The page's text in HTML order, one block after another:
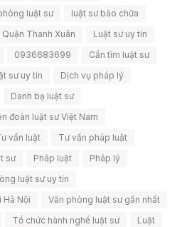
luật sư
luật sư bào chữa
Quận Thanh Xuân
Luật sư uy tín
0936683699
Cần tìm luật sư
sư uy tín
Dịch vụ pháp lý
Danh bạ luật sư
đoàn luật sư Việt Nam
vấn luật
Tư vấn pháp luật
sư Pháp luật
Pháp lý
luật sư uy tín
Hà Nội
Văn phòng luật sư gần nhất
Tổ chức hành nghề luật sư
Luật